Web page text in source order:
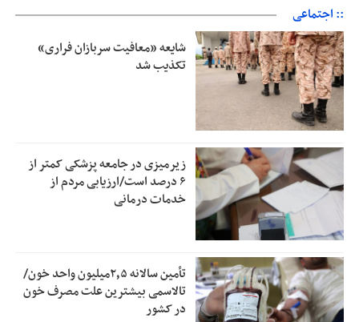
:: اجتماعی
شایعه «معافیت سربازان فراری»
تکذیب شد
زیرمیزی در جامعه پزشکی کمتر از
۶ درصد است/ارزیابی مردم از
خدمات درمانی
تأمین سالانه ۲٫۵میلیون واحد خون/
تالاسمی بیشترین علت مصرف‌ خون
در کشور